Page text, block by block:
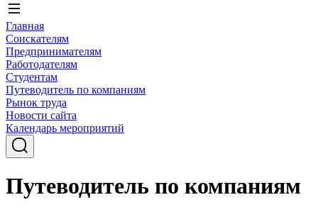
Главная
Соискателям
Предпринимателям
Работодателям
Студентам
Путеводитель по компаниям
Рынок труда
Новости сайта
Календарь мероприятий
Путеводитель по компаниям